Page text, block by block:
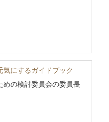
気にするガイドブック
めの検討委員会の委員長